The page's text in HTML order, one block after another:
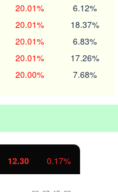
20.01% 6.12%
20.01% 18.37%
20.01% 6.83%
20.01% 17.26%
20.00% 7.68%
12.30 0.17%